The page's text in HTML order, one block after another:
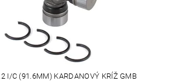
I/C (91.6MM) KARDANOVÝ KRÍŽ GMB